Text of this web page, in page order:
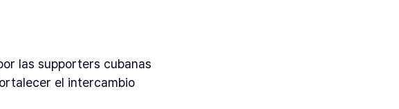
las supporters cubanas
el intercambio